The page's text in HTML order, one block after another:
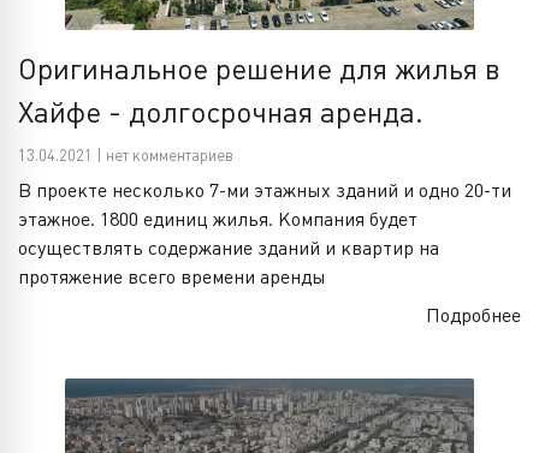
Оригинальное решение для жилья в
Хайфе - долгосрочная аренда.
13.04.2021 | нет комментариев
В проекте несколько 7-ми этажных зданий и одно 20-ти
этажное. 1800 единиц жилья. Компания будет
осуществлять содержание зданий и квартир на
протяжение всего времени аренды
Подробнее